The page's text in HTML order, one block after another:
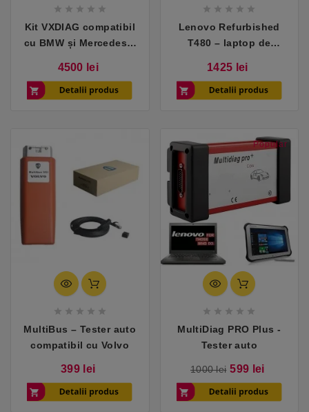
    
Kit VXDIAG compatibil
cu BMW și Mercedes +
4500 lei
    
Lenovo Refurbished
T480 – laptop de
si teren
1425 lei
    
MultiBus – Tester auto
compatibil cu Volvo
399 lei
Popular
    
MultiDiag PRO Plus -
Tester auto
1000 lei 599 lei
baza